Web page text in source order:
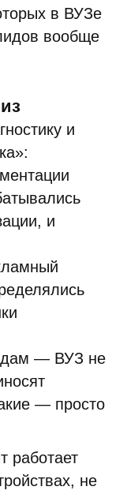
в ВУЗе
вообще
и
и
— ВУЗ не
— просто
работает
не